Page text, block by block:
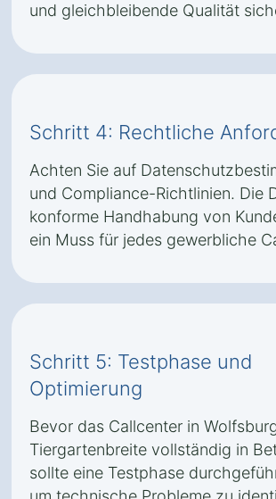
und gleichbleibende Qualität
Schritt 4: Rechtliche
Achten Sie auf
und Compliance-Richtlinien. Die
konforme Handhabung von
ein Muss für jedes gewerbliche
Schritt 5: Testphase und
Optimierung
Bevor das Callcenter in
Tiergartenbreite vollständig in
sollte eine Testphase